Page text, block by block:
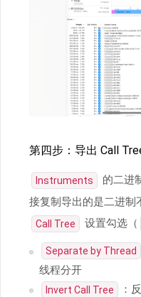
第四步：导出 Call
Instruments 的二进
接复制导出的是二进制
Call Tree 设置勾选（
Separate by Thread
线程分开
Invert Call Tree
：